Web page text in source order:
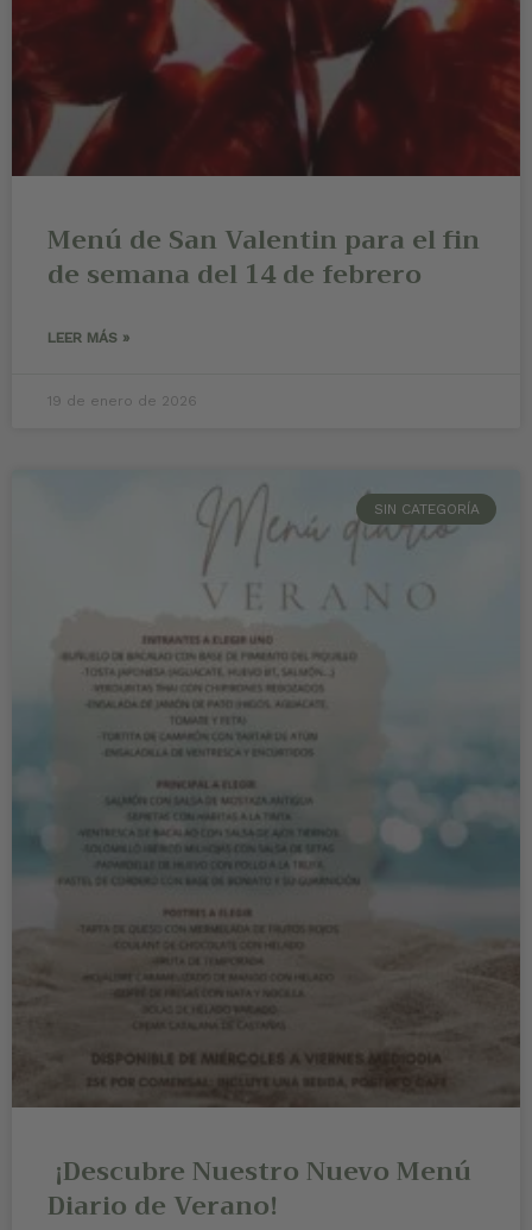
Menú de San Valentin para el fin
de semana del 14 de febrero
LEER MÁS »
19 de enero de 2026
SIN CATEGORÍA
¡Descubre Nuestro Nuevo Menú
Diario de Verano!